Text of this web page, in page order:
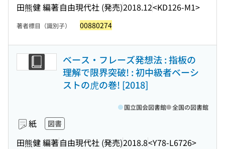
田熊健 編著自由現代社 (発売)2018.12<KD126-M1>
著者標目（識別子） 00880274
ベース・フレーズ発想法 : 指板の
理解で限界突破! : 初中級者ベーシ
ストの虎の巻! [2018]
紙 図書
田熊健 編著自由現代社 (発売)2018.8<Y78-L6726>
国立国会図書館 全国の図書館